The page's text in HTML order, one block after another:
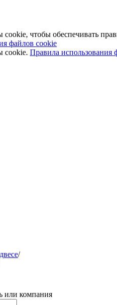
чтобы обеспечивать
файлов cookie
cookie. Правила использования
/
или компания